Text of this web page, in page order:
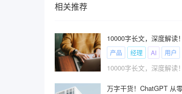
相关推荐
产品 经理 AI 用户